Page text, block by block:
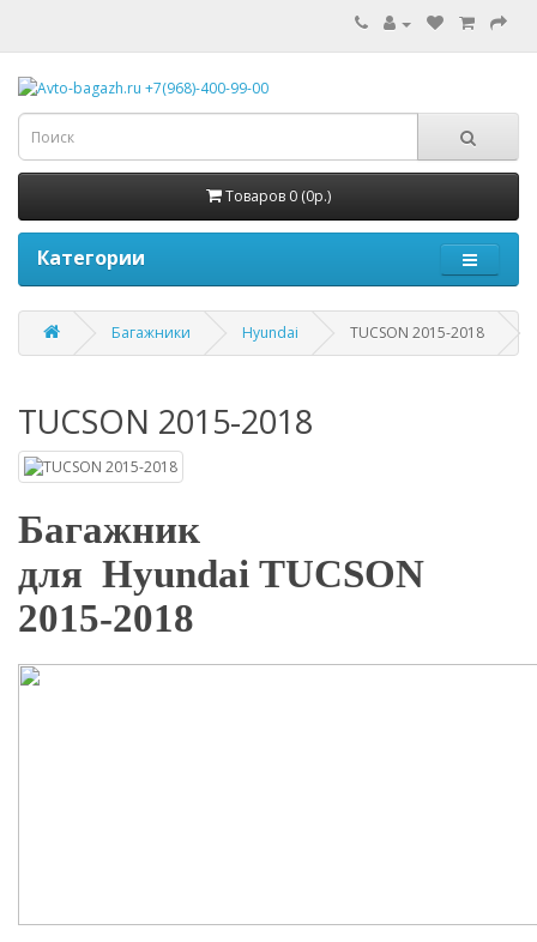
Товаров 0 (0р.)
Категории
Багажники Hyundai TUCSON 2015-2018
TUCSON 2015-2018
Багажник
для Hyundai TUCSON
2015-2018